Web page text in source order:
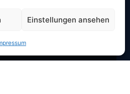
Einstellungen ansehen
06:30 – 10:00 Uhr
07:00 – 10:30 Uhr